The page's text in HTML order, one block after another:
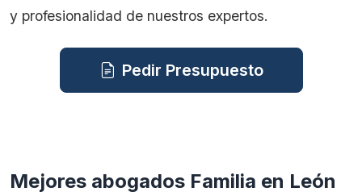
y profesionalidad de nuestros expertos.
Pedir Presupuesto
Mejores abogados Familia en León